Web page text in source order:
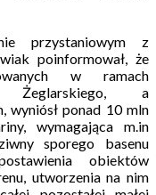
przystaniowym z
poinformował, że
w ramach
Żeglarskiego, a
wyniósł ponad 10 mln
wymagająca m.in
sporego basenu
obiektów
utworzenia na nim